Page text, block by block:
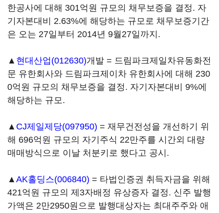
한공사에 대해 301억원 규모의 채무보증을 결정. 자
기자본대비 2.63%에 해당하는 규모로 채무보증기간
은 오는 27일부터 2014년 9월27일까지.
▲ 현대산업(012630)개발 = 드림파크제일차유동화전
문 유한회사와 드림파크제이차 유한회사에 대해 230
0억원 규모의 채무보증을 결정. 자기자본대비 9%에
해당하는 규모.
▲ CJ제일제당(097950) = 재무건전성을 개선하기 위
해 696억원 규모의 자기주식 22만주를 시간외 대량
매매방식으로 이날 처분키로 했다고 공시.
▲ AK홀딩스(006840) = 타법인증권 취득자금을 위해
421억원 규모의 제3자배정 유상증자 결정. 신주 발행
가액은 2만2950원으로 발행대상자는 최대주주와 애